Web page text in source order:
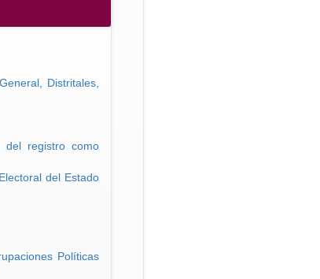
Distritales,
del registro como
del Estado
Políticas